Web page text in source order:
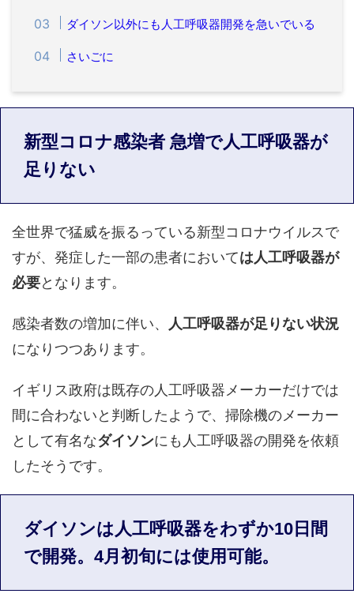
ダイソン以外にも人工呼吸器開発を急いでいる
さいごに
新型コロナ感染者 急増で人工呼吸器が
足りない
全世界で猛威を振るっている新型コロナウイルスで
すが、発症した一部の患者においては人工呼吸器が
必要となります。
感染者数の増加に伴い、
人工呼吸器が足りない状況
になりつつあります。
イギリス政府は既存の人工呼吸器メーカーだけでは
間に合わないと判断したようで、掃除機のメーカー
として有名なダイソンにも人工呼吸器の開発を依頼
したそうです。
ダイソンは人工呼吸器をわずか10日間
で開発。4月初旬には使用可能。